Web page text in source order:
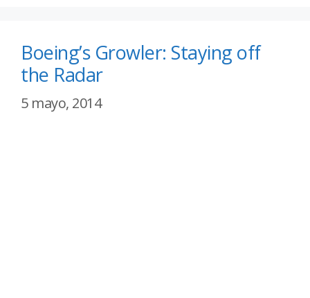
Boeing’s Growler: Staying off
the Radar
5 mayo, 2014